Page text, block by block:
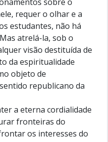
requer o olhar e a
estudantes, não há
atrelá-la, sob o
visão destituída de
da espiritualidade
objeto de
republicano da
a eterna cordialidade
fronteiras do
os interesses do